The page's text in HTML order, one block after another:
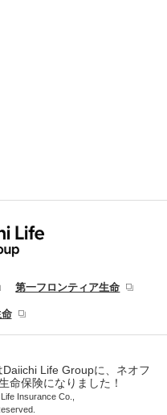
第一フロンティア生命
Life Groupに、ネオフ
命保険になりました！
Insurance Co.,